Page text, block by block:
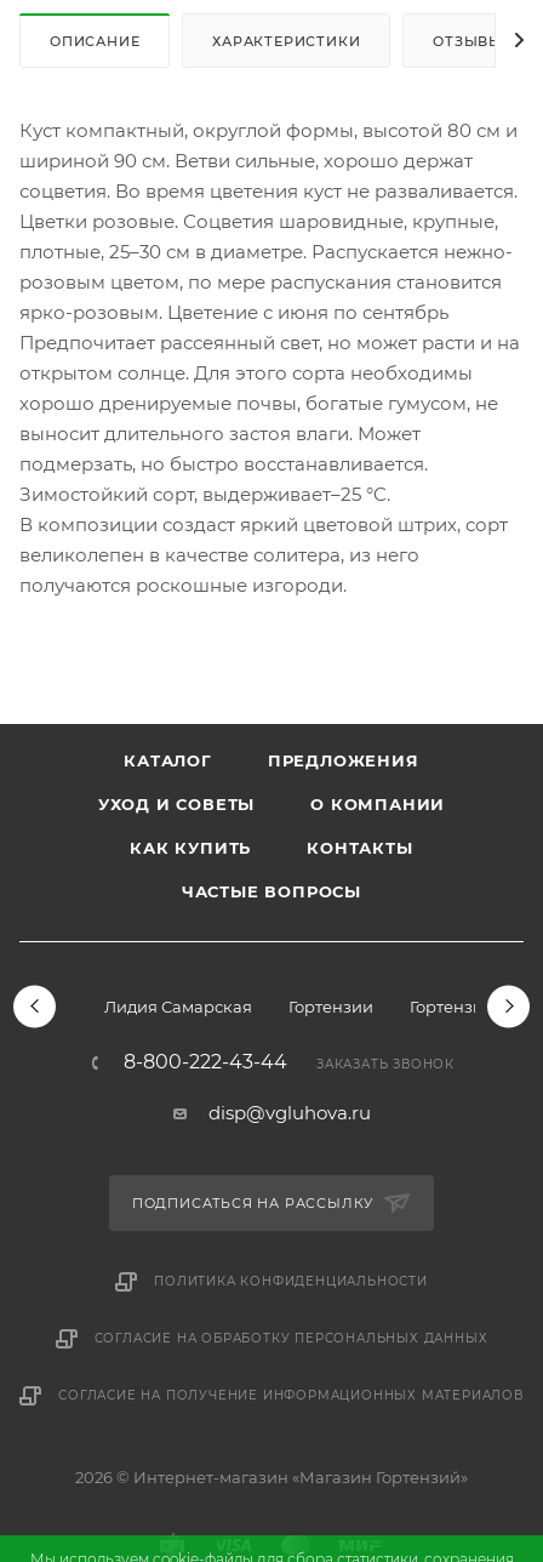
ОПИСАНИЕ ХАРАКТЕРИСТИКИ ОТЗЫВЫ (1)
Куст компактный, округлой формы, высотой 80 см и
шириной 90 см. Ветви сильные, хорошо держат
соцветия. Во время цветения куст не разваливается.
Цветки розовые. Соцветия шаровидные, крупные,
плотные, 25–30 см в диаметре. Распускается нежно-
розовым цветом, по мере распускания становится
ярко-розовым. Цветение с июня по сентябрь
Предпочитает рассеянный свет, но может расти и на
открытом солнце. Для этого сорта необходимы
хорошо дренируемые почвы, богатые гумусом, не
выносит длительного застоя влаги. Может
подмерзать, но быстро восстанавливается.
Зимостойкий сорт, выдерживает–25 °C.
В композиции создаст яркий цветовой штрих, сорт
великолепен в качестве солитера, из него
получаются роскошные изгороди.
КАТАЛОГ ПРЕДЛОЖЕНИЯ
УХОД И СОВЕТЫ О КОМПАНИИ
КАК КУПИТЬ КОНТАКТЫ
ЧАСТЫЕ ВОПРОСЫ
Лидия Самарская Гортензии Гортензии
8-800-222-43-44 ЗАКАЗАТЬ ЗВОНОК
disp@vgluhova.ru
ПОДПИСАТЬСЯ НА РАССЫЛКУ
ПОЛИТИКА КОНФИДЕНЦИАЛЬНОСТИ
СОГЛАСИЕ НА ОБРАБОТКУ ПЕРСОНАЛЬНЫХ ДАННЫХ
СОГЛАСИЕ НА ПОЛУЧЕНИЕ ИНФОРМАЦИОННЫХ МАТЕРИАЛОВ
2026 © Интернет-магазин «Магазин Гортензий»